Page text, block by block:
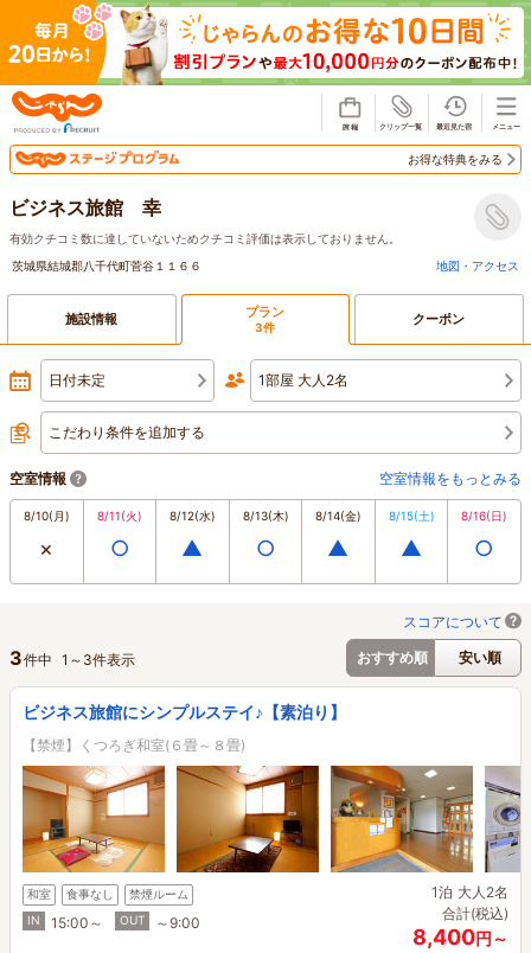
お得な特典をみる
ビジネス旅館 幸
有効クチコミ数に達していないためクチコミ評価は表示しておりません。
茨城県結城郡八千代町菅谷１１６６
地図・アクセス
施設情報 プラン
3件 クーポン
日付未定 1部屋 大人2名
こだわり条件を追加する
空室情報 空室情報をもっとみる
8/10(月)
×
8/11(火)
○
8/12(水)
▲
8/13(木)
○
8/14(金)
▲
8/15(土)
▲
8/16(日)
○
スコアについて
おすすめ順
安い順
3件中 1 ～ 3件表示
ビジネス旅館にシンプルステイ♪【素泊り】
【禁煙】くつろぎ和室(６畳～８畳)
和室 食事なし
禁煙ルーム
IN
15:00～ OUT ～9:00
1泊 大人2名
合計(税込)
8,400円～